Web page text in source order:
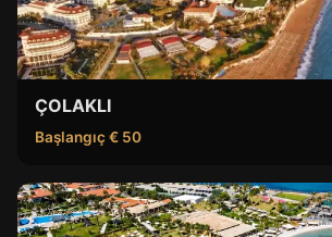
ÇOLAKLI
Başlangıç € 50